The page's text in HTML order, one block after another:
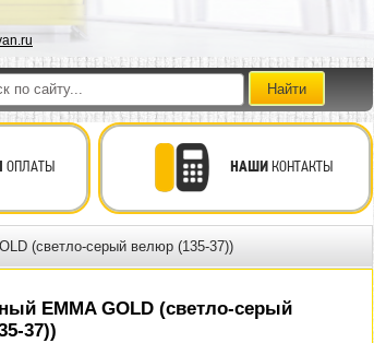
ОПЛАТЫ НАШИКОНТАКТЫ
(светло-серый велюр (135-37))
EMMA GOLD (светло-серый
37))